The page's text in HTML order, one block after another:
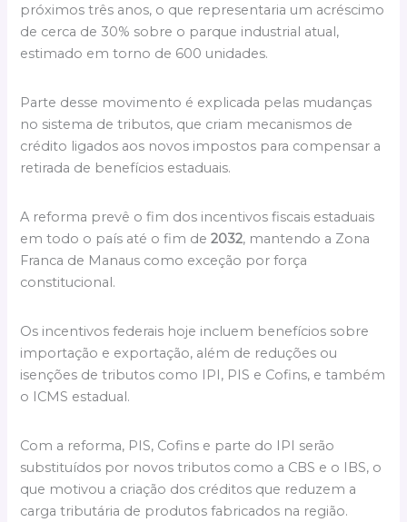
próximos três anos, o que representaria um acréscimo
de cerca de 30% sobre o parque industrial atual,
estimado em torno de 600 unidades.
Parte desse movimento é explicada pelas mudanças
no sistema de tributos, que criam mecanismos de
crédito ligados aos novos impostos para compensar a
retirada de benefícios estaduais.
A reforma prevê o fim dos incentivos fiscais estaduais
em todo o país até o fim de2032, mantendo a Zona
Franca de Manaus como exceção por força
constitucional.
Os incentivos federais hoje incluem benefícios sobre
importação e exportação, além de reduções ou
isenções de tributos como IPI, PIS e Cofins, e também
o ICMS estadual.
Com a reforma, PIS, Cofins e parte do IPI serão
substituídos por novos tributos como a CBS e o IBS, o
que motivou a criação dos créditos que reduzem a
carga tributária de produtos fabricados na região.